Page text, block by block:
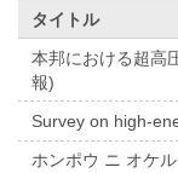
タイトル
本邦における超高
報)
Survey on high-
ホンポウ ニ オケ